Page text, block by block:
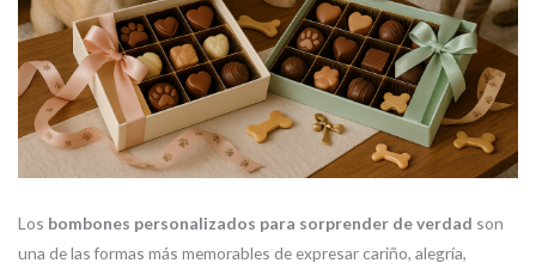
Los bombones personalizados para sorprender de verdad son
una de las formas más memorables de expresar cariño, alegría,